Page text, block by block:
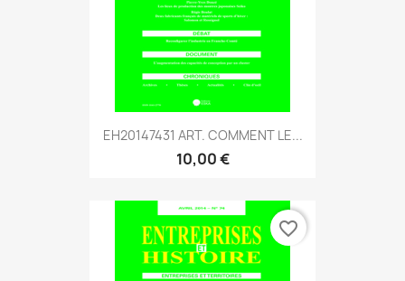
EH20147431 ART. COMMENT LE...
10,00 €
favorite_border